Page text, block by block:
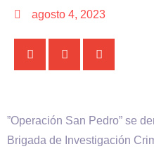
agosto 4, 2023
”Operación San Pedro” se
Brigada de Investigación